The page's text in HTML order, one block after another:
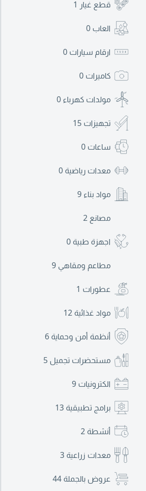
قطع غيار 1
العاب 0
ارقام سيارات 0
كاميرات 0
مولدات كهرباء 0
تجهيزات 15
ساعات 0
معدات رياضية 0
مواد بناء 9
مصانع 2
اجهزة طبية 0
مطاعم ومقاهي 9
عطورات 1
مواد غذائية 12
أنظمة أمن وحماية 6
مستحضرات تجميل 5
الكترونيات 9
برامج تطبيقية 13
أنشطة 2
معدات زراعية 3
عروض بالجملة 44